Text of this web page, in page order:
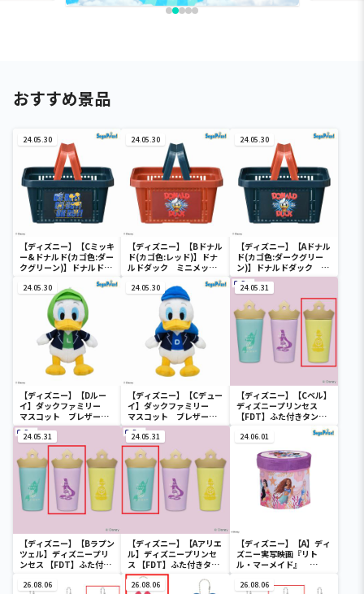
おすすめ景品
24.05.30
【ディズニー】【Cミッキ
ー&ドナルド(カゴ色:ダー
クグリーン)】ドナルドダ
ック ミニメッシュカゴ
24.05.30
【ディズニー】【Bドナル
ド(カゴ色:レッド)】ドナ
ルドダック ミニメッシ
24.05.30
【ディズニー】【Aドナル
ド(カゴ色:ダークグリー
ン)】ドナルドダック ミ
ニメッシュカゴ
24.05.30
【ディズニー】【Dルー
イ】ダックファミリー
マスコット ブレザーコ
スチューム
24.05.30
【ディズニー】【Cデュー
イ】ダックファミリー
マスコット ブレザーコ
スチューム
24.05.31
【ディズニー】【Cベル】
ディズニープリンセス
【FDT】ふた付きタンブ
24.05.31
【ディズニー】【Bラプン
ツェル】ディズニープリ
ンセス 【FDT】ふた付き
24.05.31
【ディズニー】【Aアリエ
ル】ディズニープリンセ
ス 【FDT】ふた付きタン
ブラー
24.06.01
【ディズニー】【A】ディ
ズニー実写映画『リト
ル・マーメイド』
チェアー
26.08.06 26.08.06 26.08.06